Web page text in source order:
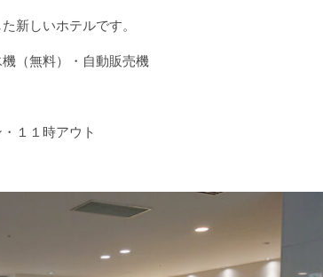
新しいホテルです。
（無料）・自動販売機
１１時アウト